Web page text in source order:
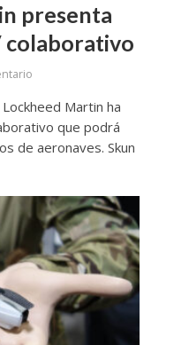
presenta
colaborativo
Martin ha
que podrá
de aeronaves. Skun